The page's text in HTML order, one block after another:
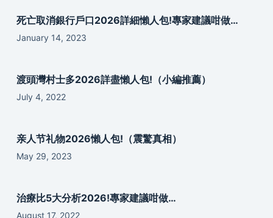
死亡取消銀行戶口2026詳細懶人包!專家建議咁做…
January 14, 2023
渡頭灣村士多2026詳盡懶人包!（小編推薦）
July 4, 2022
亲人节礼物2026懶人包!（震驚真相）
May 29, 2023
治療比5大分析2026!專家建議咁做…
August 17, 2022